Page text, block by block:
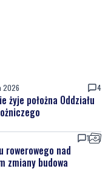
2026 4
żyje położna Oddziału
1
rowerowego nad
zmiany budowa